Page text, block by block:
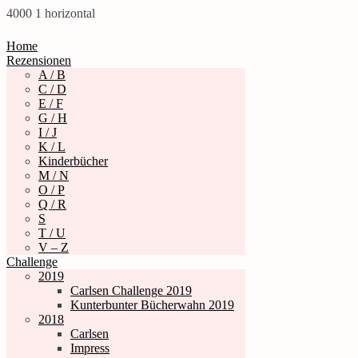
4000 1 horizontal
Home
Rezensionen
A / B
C / D
E / F
G / H
I / J
K / L
Kinderbücher
M / N
O / P
Q / R
S
T / U
V – Z
Challenge
2019
Carlsen Challenge 2019
Kunterbunter Bücherwahn 2019
2018
Carlsen
Impress